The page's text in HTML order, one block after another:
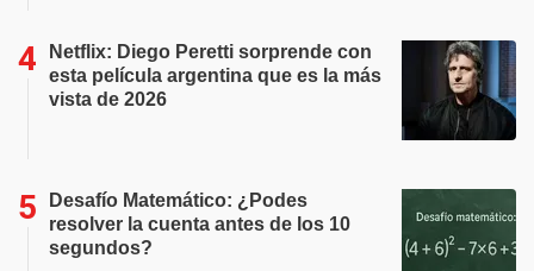
Netflix: Diego Peretti sorprende con
esta película argentina que es la más
vista de 2026
Desafío Matemático: ¿Podes
resolver la cuenta antes de los 10
segundos?